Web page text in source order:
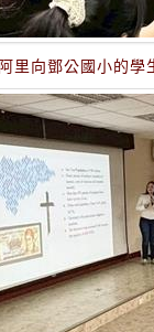
里向鄧公國小的